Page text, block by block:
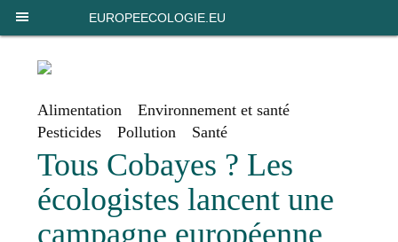
EUROPEECOLOGIE.EU
Alimentation
Environnement et santé
Pesticides
Pollution Santé
Tous Cobayes ? Les
écologistes lancent une
campagne européenne